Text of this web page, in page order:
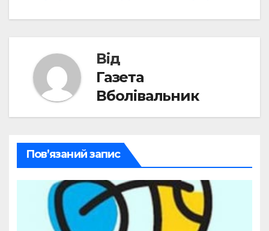
записів
Від
Газета
Вболівальник
Пов’язаний запис